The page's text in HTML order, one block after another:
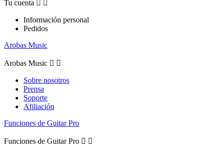
Tu cuenta  
Información personal
Pedidos
Arobas Music
Arobas Music  
Sobre nosotros
Prensa
Soporte
Afiliación
Funciones de Guitar Pro
Funciones de Guitar Pro  